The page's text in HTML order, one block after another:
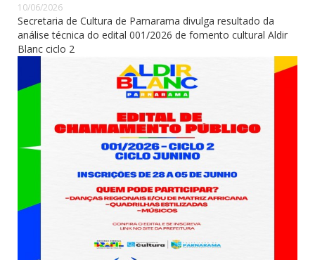
10/06/2026
Secretaria de Cultura de Parnarama divulga resultado da
análise técnica do edital 001/2026 de fomento cultural Aldir
Blanc ciclo 2